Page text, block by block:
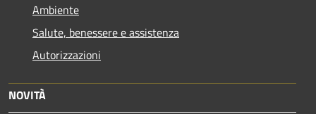
Ambiente
Salute, benessere e assistenza
Autorizzazioni
NOVITÀ